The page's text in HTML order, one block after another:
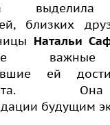
выделила
близких
Натальи
ей
будущим